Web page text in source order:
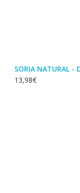
SORIA NATURAL
13,98€